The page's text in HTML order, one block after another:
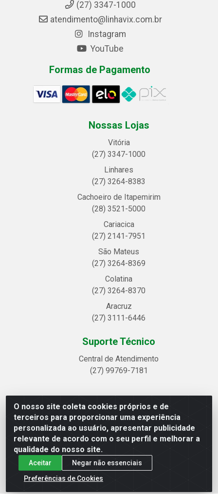
O nosso site coleta cookies próprios e de
terceiros para proporcionar uma experiência
personalizada ao usuário, apresentar publicidade
relevante de acordo com o seu perfil e melhorar a
qualidade do nosso site.
Aceitar
Negar não essenciais
Preferências de Cookies
(27) 3347-1000
atendimento@linhavix.com.br
Instagram
YouTube
Formas de Pagamento
Nossas Lojas
Vitória
(27) 3347-1000
Linhares
(27) 3264-8383
Cachoeiro de Itapemirim
(28) 3521-5000
Cariacica
(27) 2141-7951
São Mateus
(27) 3264-8369
Colatina
(27) 3264-8370
Aracruz
(27) 3111-6446
Suporte Técnico
Central de Atendimento
(27) 99769-7181
Linhavix Distribuidora LTDA - Avenida Alegre, 2521 -
Quadra314 Lote 05 e 07 - Shell, Linhares/ES - CEP 29.901-605
- CNPJ 20.857.514/0001-75